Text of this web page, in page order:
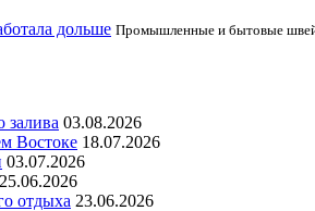
дольше Промышленные и бытовые
залива 03.08.2026
Востоке 18.07.2026
03.07.2026
25.06.2026
отдыха 23.06.2026